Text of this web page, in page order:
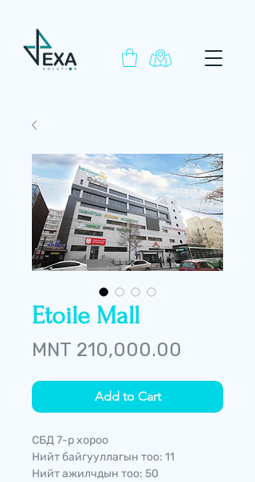
Etoile Mall
MNT 210,000.00
Add to Cart
СБД 7-р хороо
Нийт байгууллагын тоо: 11
Нийт ажилчдын тоо: 50